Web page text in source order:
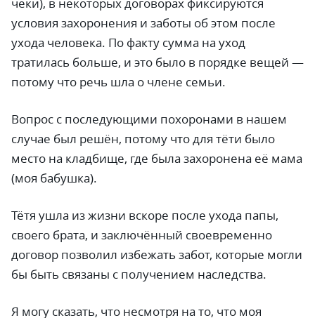
условия захоронения и заботы об этом после
ухода человека. По факту сумма на уход
тратилась больше, и это было в порядке вещей —
потому что речь шла о члене семьи.
Вопрос с последующими похоронами в нашем
случае был решён, потому что для тёти было
место на кладбище, где была захоронена её мама
(моя бабушка).
Тётя ушла из жизни вскоре после ухода папы,
своего брата, и заключённый своевременно
договор позволил избежать забот, которые могли
бы быть связаны с получением наследства.
Я могу сказать, что несмотря на то, что моя